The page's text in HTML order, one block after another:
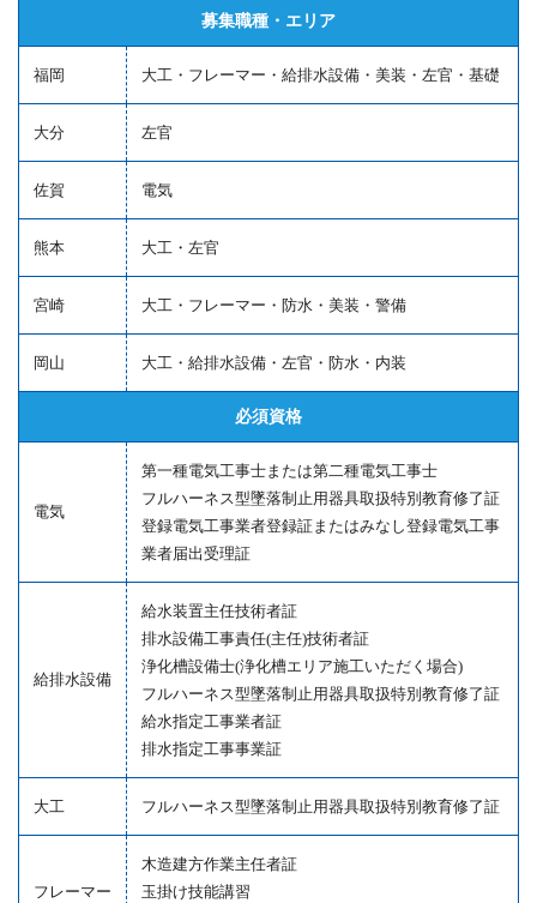
募集職種・エリア
福岡 大工・フレーマー・給排水設備・美装・左官・基礎
大分 左官
佐賀 電気
熊本 大工・左官
宮崎 大工・フレーマー・防水・美装・警備
岡山 大工・給排水設備・左官・防水・内装
必須資格
電気
第一種電気工事士または第二種電気工事士
フルハーネス型墜落制止用器具取扱特別教育修了証
登録電気工事業者登録証またはみなし登録電気工事
業者届出受理証
給排水設備
給水装置主任技術者証
排水設備工事責任(主任)技術者証
浄化槽設備士(浄化槽エリア施工いただく場合)
フルハーネス型墜落制止用器具取扱特別教育修了証
給水指定工事業者証
排水指定工事事業証
大工 フルハーネス型墜落制止用器具取扱特別教育修了証
フレーマー
木造建方作業主任者証
玉掛け技能講習